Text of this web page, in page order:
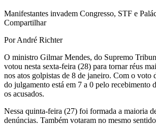
Manifestantes invadem Congresso, STF e
Compartilhar
Por André Richter
O ministro Gilmar Mendes, do Supremo
votou nesta sexta-feira (28) para tornar réus
nos atos golpistas de 8 de janeiro. Com o voto
do julgamento está em 7 a 0 pelo recebimento
os acusados.
Nessa quinta-feira (27) foi formada a maioria
denúncias. Também votaram no mesmo